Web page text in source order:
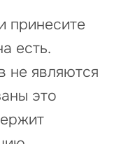
принесите
есть.
не являются
это